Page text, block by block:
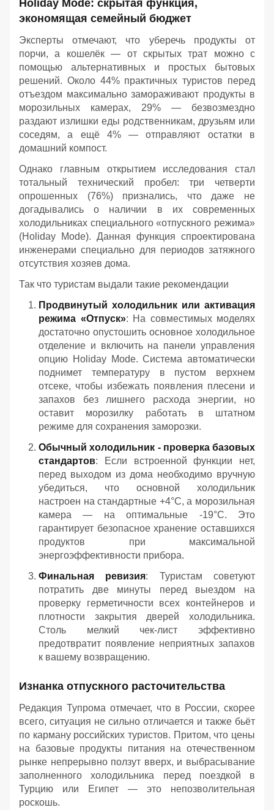
Holiday Mode: скрытая функция,
экономящая семейный бюджет
Эксперты отмечают, что уберечь продукты от
порчи, а кошелёк — от скрытых трат можно с
помощью альтернативных и простых бытовых
решений. Около 44% практичных туристов перед
отъездом максимально замораживают продукты в
морозильных камерах, 29% — безвозмездно
раздают излишки еды родственникам, друзьям или
соседям, а ещё 4% — отправляют остатки в
домашний компост.
Однако главным открытием исследования стал
тотальный технический пробел: три четверти
опрошенных (76%) признались, что даже не
догадывались о наличии в их современных
холодильниках специального «отпускного режима»
(Holiday Mode). Данная функция спроектирована
инженерами специально для периодов затяжного
отсутствия хозяев дома.
Так что туристам выдали такие рекомендации
Продвинутый холодильник или активация
режима «Отпуск»: На совместимых моделях
достаточно опустошить основное холодильное
отделение и включить на панели управления
опцию Holiday Mode. Система автоматически
поднимет температуру в пустом верхнем
отсеке, чтобы избежать появления плесени и
запахов без лишнего расхода энергии, но
оставит морозилку работать в штатном
режиме для сохранения заморозки.
Обычный холодильник - проверка базовых
стандартов: Если встроенной функции нет,
перед выходом из дома необходимо вручную
убедиться, что основной холодильник
настроен на стандартные +4°C, а морозильная
камера — на оптимальные -19°C. Это
гарантирует безопасное хранение оставшихся
продуктов при максимальной
энергоэффективности прибора.
Финальная ревизия: Туристам советуют
потратить две минуты перед выездом на
проверку герметичности всех контейнеров и
плотности закрытия дверей холодильника.
Столь мелкий чек-лист эффективно
предотвратит появление неприятных запахов
к вашему возвращению.
Изнанка отпускного расточительства
Редакция Тупрома отмечает, что в России, скорее
всего, ситуация не сильно отличается и также бьёт
по карману российских туристов. Притом, что цены
на базовые продукты питания на отечественном
рынке непрерывно ползут вверх, и выбрасывание
заполненного холодильника перед поездкой в
Турцию или Египет — это непозволительная
роскошь.